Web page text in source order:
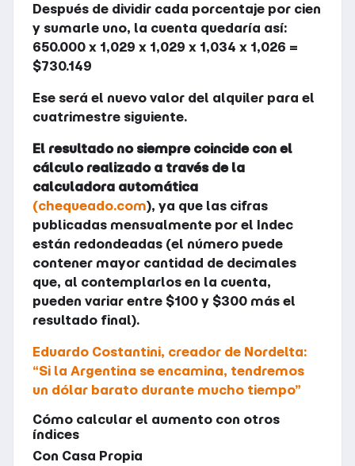
Después de dividir cada porcentaje por cien
y sumarle uno, la cuenta quedaría así:
650.000 x 1,029 x 1,029 x 1,034 x 1,026 =
$730.149
Ese será el nuevo valor del alquiler para el
cuatrimestre siguiente.
El resultado no siempre coincide con el
cálculo realizado a través de la
calculadora automática
(chequeado.com), ya que las cifras
publicadas mensualmente por el Indec
están redondeadas (el número puede
contener mayor cantidad de decimales
que, al contemplarlos en la cuenta,
pueden variar entre $100 y $300 más el
resultado final).
Eduardo Costantini, creador de Nordelta:
“Si la Argentina se encamina, tendremos
un dólar barato durante mucho tiempo”
Cómo calcular el aumento con otros
índices
Con Casa Propia